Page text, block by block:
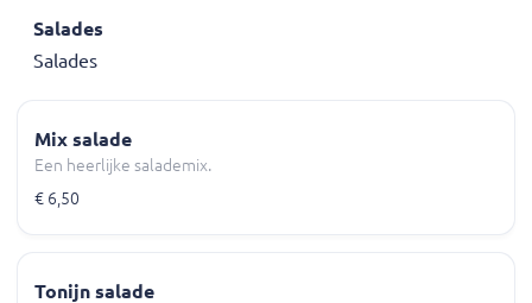
Salades
Salades
Mix salade
Een heerlijke salademix.
€ 6,50
Tonijn salade